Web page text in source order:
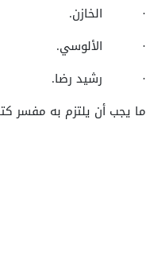
·
الخازن.
·
الألوسي.
·
رشيد رضا.
ما يجب أن يلتزم به مفسر